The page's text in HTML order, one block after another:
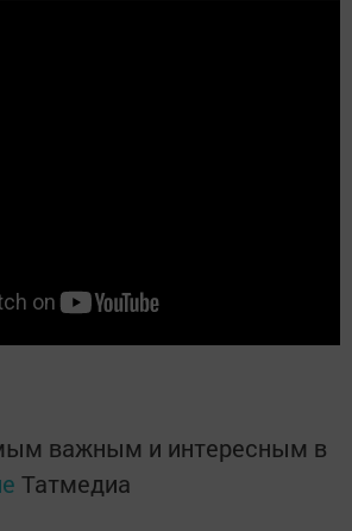
важным и интересным в
Татмедиа